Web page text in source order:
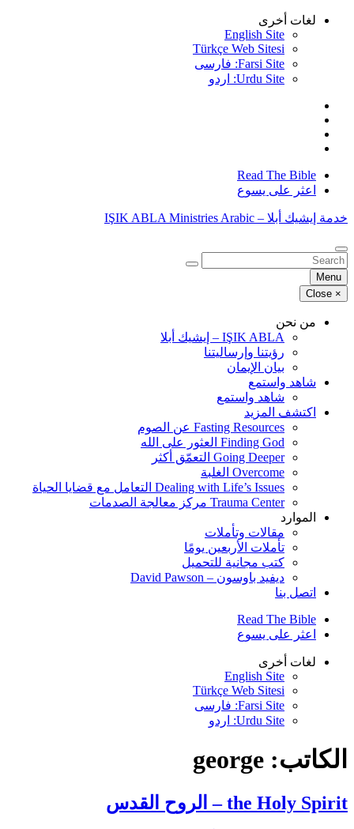
Skip
لغات أخرى
English Site
Türkçe Web Sitesi
Farsi Site: فارسی
Urdu Site: اردو
Read The Bible
اعثر على يسوع
خدمة إيشيك أبلا – IŞIK ABLA Ministries Arabic
البحث
عن:
Menu
×
من نحن
IŞIK ABLA – إيشيك أبلا
رؤيتنا وإرساليتنا
بيان الإيمان
شاهد واستمع
شاهد واستمع
اكتشف المزيد
Fasting Resources عن الصوم
Finding God العثور على الله
Going Deeper التعمّق أكثر
Overcome الغلبة
Dealing with Life’s Issues التعامل مع قضايا الحياة
Trauma Center مركز معالجة الصدمات
الموارد
مقالات وتأملات
تأملات الأربعين يومًا
كتب مجانية للتحميل
ديفيد باوسون – David Pawson
اتصل بنا
Read The Bible
اعثر على يسوع
لغات أخرى
English Site
Türkçe Web Sitesi
Farsi Site: فارسی
Urdu Site: اردو
الكاتب: george
the Holy Spirit – الروح القدس